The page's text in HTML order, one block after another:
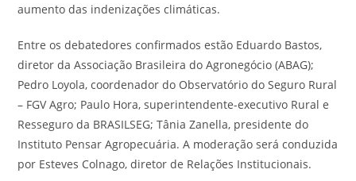
aumento das indenizações climáticas.
Entre os debatedores confirmados estão Eduardo Bastos,
diretor da Associação Brasileira do Agronegócio (ABAG);
Pedro Loyola, coordenador do Observatório do Seguro Rural
– FGV Agro; Paulo Hora, superintendente-executivo Rural e
Resseguro da BRASILSEG; Tânia Zanella, presidente do
Instituto Pensar Agropecuária. A moderação será conduzida
por Esteves Colnago, diretor de Relações Institucionais.